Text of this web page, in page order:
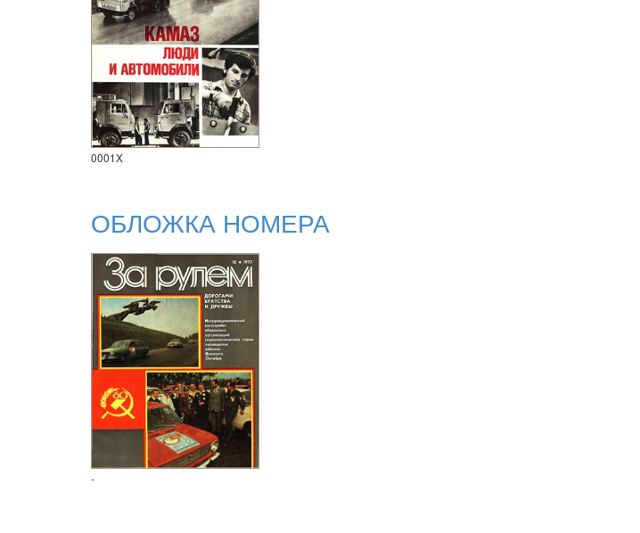
0001X
ОБЛОЖКА НОМЕРА
-